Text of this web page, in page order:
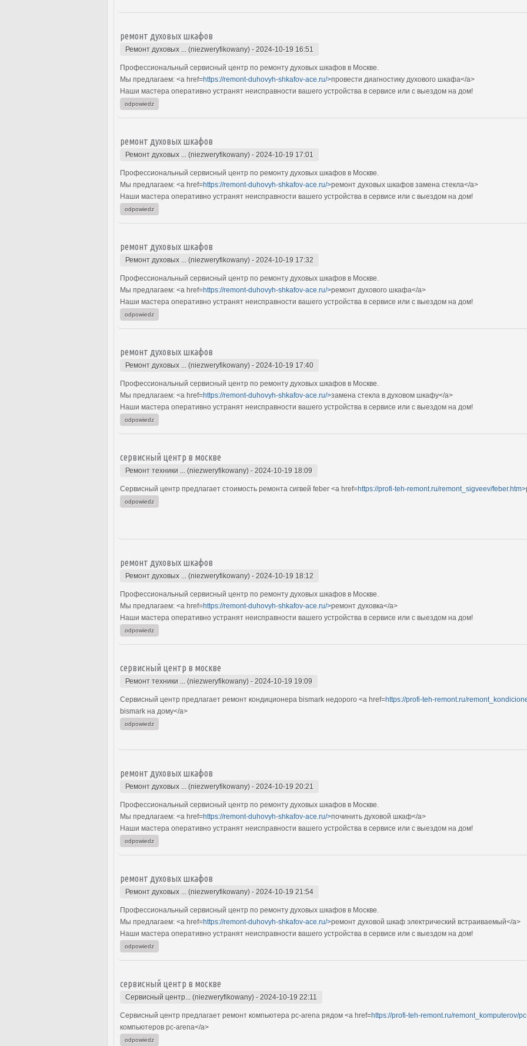
ремонт духовых шкафов
Ремонт духовых ... (niezweryfikowany) - 2024-10-19 16:51
Профессиональный сервисный центр по ремонту духовых шкафов в Москве.
Мы предлагаем: <a href=https://remont-duhovyh-shkafov-ace.ru/>провести диагностику духового шкафа</a>
Наши мастера оперативно устранят неисправности вашего устройства в сервисе или с выездом на дом!
odpowiedz
ремонт духовых шкафов
Ремонт духовых ... (niezweryfikowany) - 2024-10-19 17:01
Профессиональный сервисный центр по ремонту духовых шкафов в Москве.
Мы предлагаем: <a href=https://remont-duhovyh-shkafov-ace.ru/>ремонт духовых шкафов замена стекла</a>
Наши мастера оперативно устранят неисправности вашего устройства в сервисе или с выездом на дом!
odpowiedz
ремонт духовых шкафов
Ремонт духовых ... (niezweryfikowany) - 2024-10-19 17:32
Профессиональный сервисный центр по ремонту духовых шкафов в Москве.
Мы предлагаем: <a href=https://remont-duhovyh-shkafov-ace.ru/>ремонт духового шкафа</a>
Наши мастера оперативно устранят неисправности вашего устройства в сервисе или с выездом на дом!
odpowiedz
ремонт духовых шкафов
Ремонт духовых ... (niezweryfikowany) - 2024-10-19 17:40
Профессиональный сервисный центр по ремонту духовых шкафов в Москве.
Мы предлагаем: <a href=https://remont-duhovyh-shkafov-ace.ru/>замена стекла в духовом шкафу</a>
Наши мастера оперативно устранят неисправности вашего устройства в сервисе или с выездом на дом!
odpowiedz
сервисный центр в москве
Ремонт техники ... (niezweryfikowany) - 2024-10-19 18:09
Сервисный центр предлагает стоимость ремонта сигвей feber <a href=https://profi-teh-remont.ru/remont_sigveev/feber.htm>
odpowiedz
ремонт духовых шкафов
Ремонт духовых ... (niezweryfikowany) - 2024-10-19 18:12
Профессиональный сервисный центр по ремонту духовых шкафов в Москве.
Мы предлагаем: <a href=https://remont-duhovyh-shkafov-ace.ru/>ремонт духовка</a>
Наши мастера оперативно устранят неисправности вашего устройства в сервисе или с выездом на дом!
odpowiedz
сервисный центр в москве
Ремонт техники ... (niezweryfikowany) - 2024-10-19 19:09
Сервисный центр предлагает ремонт кондиционера bismark недорого <a href=https://profi-teh-remont.ru/
bismark на дому</a>
odpowiedz
ремонт духовых шкафов
Ремонт духовых ... (niezweryfikowany) - 2024-10-19 20:21
Профессиональный сервисный центр по ремонту духовых шкафов в Москве.
Мы предлагаем: <a href=https://remont-duhovyh-shkafov-ace.ru/>починить духовой шкаф</a>
Наши мастера оперативно устранят неисправности вашего устройства в сервисе или с выездом на дом!
odpowiedz
ремонт духовых шкафов
Ремонт духовых ... (niezweryfikowany) - 2024-10-19 21:54
Профессиональный сервисный центр по ремонту духовых шкафов в Москве.
Мы предлагаем: <a href=https://remont-duhovyh-shkafov-ace.ru/>ремонт духовой шкаф электрический встраиваемый</a>
Наши мастера оперативно устранят неисправности вашего устройства в сервисе или с выездом на дом!
odpowiedz
сервисный центр в москве
Сервисный центр... (niezweryfikowany) - 2024-10-19 22:11
Сервисный центр предлагает ремонт компьютера pc-arena рядом <a href=https://profi-teh-remont.ru/remont_komputerov/
компьютеров pc-arena</a>
odpowiedz